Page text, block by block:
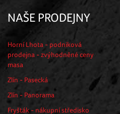
NAŠE PRODEJNY
Horní Lhota - podniková
prodejna - zvýhodněné ceny
masa
Zlín - Pasecká
Zlín - Panorama
Fryšták - nákupní středisko